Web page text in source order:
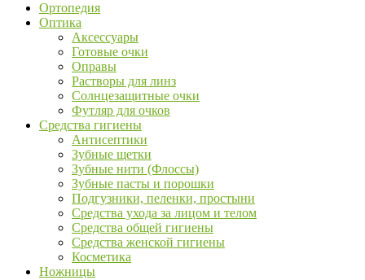
Ортопедия
Оптика
Аксессуары
Готовые очки
Оправы
Растворы для линз
Солнцезащитные очки
Футляр для очков
Средства гигиены
Антисептики
Зубные щетки
Зубные нити (Флоссы)
Зубные пасты и порошки
Подгузники, пеленки, простыни
Средства ухода за лицом и телом
Средства общей гигиены
Средства женской гигиены
Косметика
Ножницы